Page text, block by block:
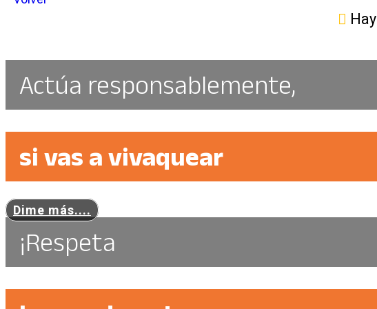
Hay
Actúa responsablemente,
si vas a vivaquear
Dime más....
¡Respeta